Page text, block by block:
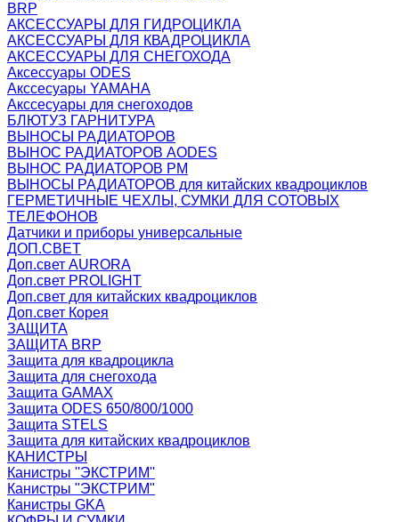
BRP
АКСЕССУАРЫ ДЛЯ ГИДРОЦИКЛА
АКСЕССУАРЫ ДЛЯ КВАДРОЦИКЛА
АКСЕССУАРЫ ДЛЯ СНЕГОХОДА
Аксессуары ODES
Акссесуары YAMAHA
Акссесуары для снегоходов
БЛЮТУЗ ГАРНИТУРА
ВЫНОСЫ РАДИАТОРОВ
ВЫНОС РАДИАТОРОВ AODES
ВЫНОС РАДИАТОРОВ РМ
ВЫНОСЫ РАДИАТОРОВ для китайских квадроциклов
ГЕРМЕТИЧНЫЕ ЧЕХЛЫ, СУМКИ ДЛЯ СОТОВЫХ
ТЕЛЕФОНОВ
Датчики и приборы универсальные
ДОП.СВЕТ
Доп.свет AURORA
Доп.свет PROLIGHT
Доп.свет для китайских квадроциклов
Доп.свет Корея
ЗАЩИТА
ЗАЩИТА BRP
Защита для квадроцикла
Защита для снегохода
Защита GAMAX
Защита ODES 650/800/1000
Защита STELS
Защита для китайских квадроциклов
КАНИСТРЫ
Канистры ''ЭКСТРИМ''
Канистры "ЭКСТРИМ"
Канистры GKA